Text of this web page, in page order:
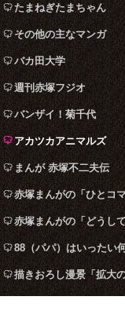
たまねぎたまちゃん
その他の主なマンガ
バカ田大学
週刊赤塚フジオ
バンザイ！菊千代
アカツカアニマルズ
まんが 赤塚不二夫伝
赤塚まんがの「ひとコ
赤塚まんがの「どうし
88（パパ）はいったい
描きおろし漫景「拡大